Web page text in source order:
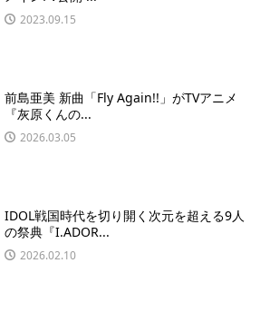
2023.09.15
前島亜美 新曲「Fly Again!!」がTVアニメ
『灰原くんの...
2026.03.05
IDOL戦国時代を切り開く次元を超える9人
の祭典『I.ADOR...
2026.02.10